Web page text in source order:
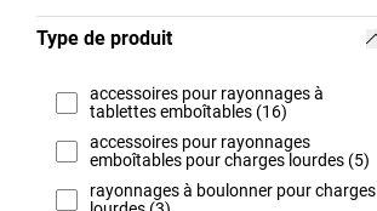
Type de produit
accessoires pour rayonnages à
tablettes emboîtables (16)
accessoires pour rayonnages
emboîtables pour charges lourdes (5)
rayonnages à boulonner pour charges